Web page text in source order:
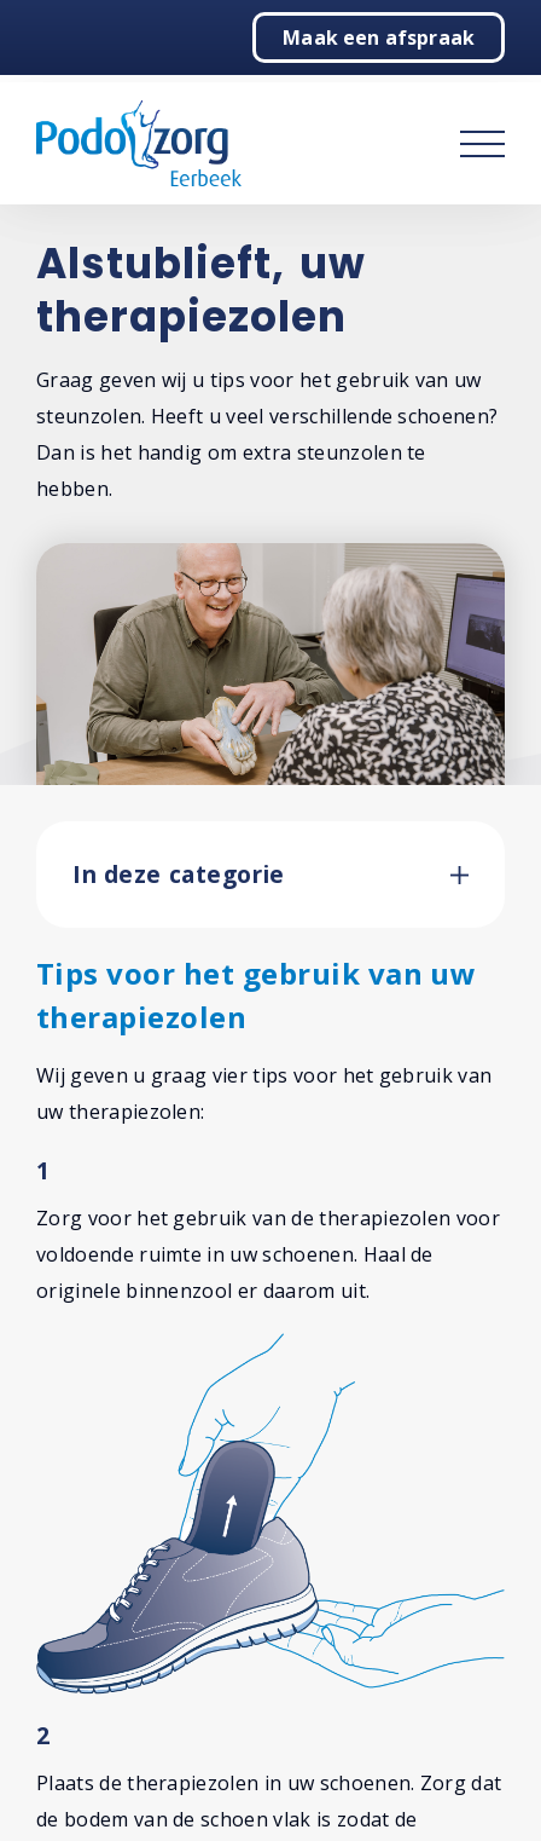
Maak een afspraak
Podotherapie
Behandelingen
Algemeen
Echografie
Therapiezolen
Tips voor gebruik
Voetoefeningen
Hielpijncentrum
Ervaringen
Over ons
Alstublieft, uw
therapiezolen
Graag geven wij u tips voor het gebruik van uw
steunzolen. Heeft u veel verschillende schoenen?
Dan is het handig om extra steunzolen te
hebben.
In deze categorie
Tips voor het gebruik van uw
therapiezolen
Wij geven u graag vier tips voor het gebruik van
uw therapiezolen:
1
Zorg voor het gebruik van de therapiezolen voor
voldoende ruimte in uw schoenen. Haal de
originele binnenzool er daarom uit.
2
Plaats de therapiezolen in uw schoenen. Zorg dat
de bodem van de schoen vlak is zodat de